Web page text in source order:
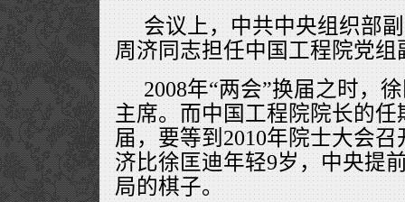
会议上，中共中央组织部
周济同志担任中国工程院党组
2008年“两会”换届之时，
主席。而中国工程院院长的
届，要等到2010年院士大会
济比徐匡迪年轻9岁，中央提
局的棋子。